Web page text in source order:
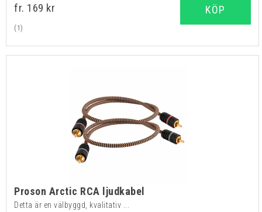
fr. 169 kr
(1)
KÖP
Proson Arctic RCA ljudkabel
Detta är en välbyggd, kvalitativ ...